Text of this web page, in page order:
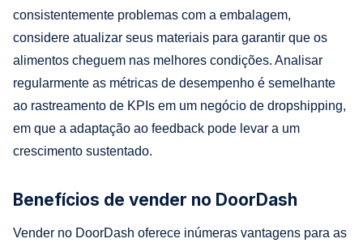
consistentemente problemas com a embalagem,
considere atualizar seus materiais para garantir que os
alimentos cheguem nas melhores condições. Analisar
regularmente as métricas de desempenho é semelhante
ao rastreamento de KPIs em um negócio de dropshipping,
em que a adaptação ao feedback pode levar a um
crescimento sustentado.
Benefícios de vender no DoorDash
Vender no DoorDash oferece inúmeras vantagens para as